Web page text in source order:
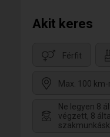
Akit keres
Férfit
Max. 100
Ne legyen 8
végzett, 8